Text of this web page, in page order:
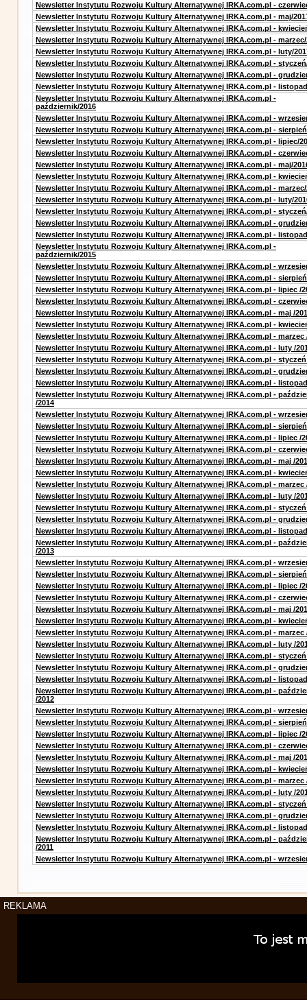
Newsletter Instytutu Rozwoju Kultury Alternatywnej IRKA.com.pl -
Newsletter Instytutu Rozwoju Kultury Alternatywnej IRKA.com.pl - maj/
Newsletter Instytutu Rozwoju Kultury Alternatywnej IRKA.com.pl -
Newsletter Instytutu Rozwoju Kultury Alternatywnej IRKA.com.pl - marzec/
Newsletter Instytutu Rozwoju Kultury Alternatywnej IRKA.com.pl - luty/
Newsletter Instytutu Rozwoju Kultury Alternatywnej IRKA.com.pl -
Newsletter Instytutu Rozwoju Kultury Alternatywnej IRKA.com.pl -
Newsletter Instytutu Rozwoju Kultury Alternatywnej IRKA.com.pl -
Newsletter Instytutu Rozwoju Kultury Alternatywnej IRKA.com.pl -
październik/2016
Newsletter Instytutu Rozwoju Kultury Alternatywnej IRKA.com.pl -
Newsletter Instytutu Rozwoju Kultury Alternatywnej IRKA.com.pl -
Newsletter Instytutu Rozwoju Kultury Alternatywnej IRKA.com.pl - lipiec/
Newsletter Instytutu Rozwoju Kultury Alternatywnej IRKA.com.pl -
Newsletter Instytutu Rozwoju Kultury Alternatywnej IRKA.com.pl - maj/
Newsletter Instytutu Rozwoju Kultury Alternatywnej IRKA.com.pl -
Newsletter Instytutu Rozwoju Kultury Alternatywnej IRKA.com.pl - marzec/
Newsletter Instytutu Rozwoju Kultury Alternatywnej IRKA.com.pl - luty/
Newsletter Instytutu Rozwoju Kultury Alternatywnej IRKA.com.pl -
Newsletter Instytutu Rozwoju Kultury Alternatywnej IRKA.com.pl -
Newsletter Instytutu Rozwoju Kultury Alternatywnej IRKA.com.pl -
Newsletter Instytutu Rozwoju Kultury Alternatywnej IRKA.com.pl -
październik/2015
Newsletter Instytutu Rozwoju Kultury Alternatywnej IRKA.com.pl -
Newsletter Instytutu Rozwoju Kultury Alternatywnej IRKA.com.pl -
Newsletter Instytutu Rozwoju Kultury Alternatywnej IRKA.com.pl - lipiec /
Newsletter Instytutu Rozwoju Kultury Alternatywnej IRKA.com.pl -
Newsletter Instytutu Rozwoju Kultury Alternatywnej IRKA.com.pl - maj /
Newsletter Instytutu Rozwoju Kultury Alternatywnej IRKA.com.pl -
Newsletter Instytutu Rozwoju Kultury Alternatywnej IRKA.com.pl - marzec
Newsletter Instytutu Rozwoju Kultury Alternatywnej IRKA.com.pl - luty /
Newsletter Instytutu Rozwoju Kultury Alternatywnej IRKA.com.pl - styczeń
Newsletter Instytutu Rozwoju Kultury Alternatywnej IRKA.com.pl -
Newsletter Instytutu Rozwoju Kultury Alternatywnej IRKA.com.pl - listopad
Newsletter Instytutu Rozwoju Kultury Alternatywnej IRKA.com.pl -
/2014
Newsletter Instytutu Rozwoju Kultury Alternatywnej IRKA.com.pl -
Newsletter Instytutu Rozwoju Kultury Alternatywnej IRKA.com.pl - sierpień
Newsletter Instytutu Rozwoju Kultury Alternatywnej IRKA.com.pl - lipiec /
Newsletter Instytutu Rozwoju Kultury Alternatywnej IRKA.com.pl -
Newsletter Instytutu Rozwoju Kultury Alternatywnej IRKA.com.pl - maj /
Newsletter Instytutu Rozwoju Kultury Alternatywnej IRKA.com.pl -
Newsletter Instytutu Rozwoju Kultury Alternatywnej IRKA.com.pl - marzec
Newsletter Instytutu Rozwoju Kultury Alternatywnej IRKA.com.pl - luty /
Newsletter Instytutu Rozwoju Kultury Alternatywnej IRKA.com.pl - styczeń
Newsletter Instytutu Rozwoju Kultury Alternatywnej IRKA.com.pl -
Newsletter Instytutu Rozwoju Kultury Alternatywnej IRKA.com.pl - listopad
Newsletter Instytutu Rozwoju Kultury Alternatywnej IRKA.com.pl -
/2013
Newsletter Instytutu Rozwoju Kultury Alternatywnej IRKA.com.pl -
Newsletter Instytutu Rozwoju Kultury Alternatywnej IRKA.com.pl - sierpień
Newsletter Instytutu Rozwoju Kultury Alternatywnej IRKA.com.pl - lipiec /
Newsletter Instytutu Rozwoju Kultury Alternatywnej IRKA.com.pl -
Newsletter Instytutu Rozwoju Kultury Alternatywnej IRKA.com.pl - maj /
Newsletter Instytutu Rozwoju Kultury Alternatywnej IRKA.com.pl -
Newsletter Instytutu Rozwoju Kultury Alternatywnej IRKA.com.pl - marzec
Newsletter Instytutu Rozwoju Kultury Alternatywnej IRKA.com.pl - luty /
Newsletter Instytutu Rozwoju Kultury Alternatywnej IRKA.com.pl - styczeń
Newsletter Instytutu Rozwoju Kultury Alternatywnej IRKA.com.pl -
Newsletter Instytutu Rozwoju Kultury Alternatywnej IRKA.com.pl - listopad
Newsletter Instytutu Rozwoju Kultury Alternatywnej IRKA.com.pl -
/2012
Newsletter Instytutu Rozwoju Kultury Alternatywnej IRKA.com.pl -
Newsletter Instytutu Rozwoju Kultury Alternatywnej IRKA.com.pl - sierpień
Newsletter Instytutu Rozwoju Kultury Alternatywnej IRKA.com.pl - lipiec /
Newsletter Instytutu Rozwoju Kultury Alternatywnej IRKA.com.pl -
Newsletter Instytutu Rozwoju Kultury Alternatywnej IRKA.com.pl - maj /
Newsletter Instytutu Rozwoju Kultury Alternatywnej IRKA.com.pl -
Newsletter Instytutu Rozwoju Kultury Alternatywnej IRKA.com.pl - marzec
Newsletter Instytutu Rozwoju Kultury Alternatywnej IRKA.com.pl - luty /
Newsletter Instytutu Rozwoju Kultury Alternatywnej IRKA.com.pl - styczeń
Newsletter Instytutu Rozwoju Kultury Alternatywnej IRKA.com.pl -
Newsletter Instytutu Rozwoju Kultury Alternatywnej IRKA.com.pl - listopad
Newsletter Instytutu Rozwoju Kultury Alternatywnej IRKA.com.pl -
/2011
Newsletter Instytutu Rozwoju Kultury Alternatywnej IRKA.com.pl -
REKLAMA